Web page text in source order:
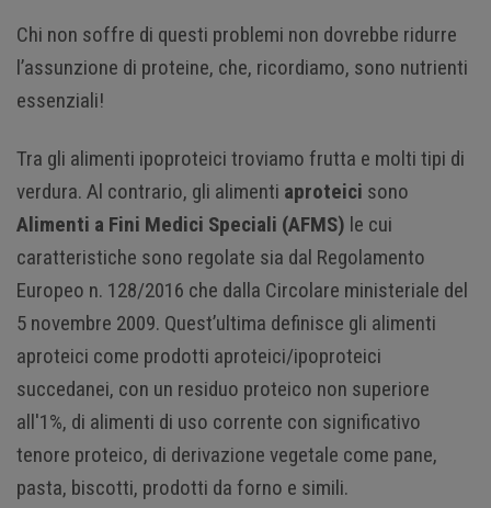
Chi non soffre di questi problemi non dovrebbe ridurre
l’assunzione di proteine, che, ricordiamo, sono nutrienti
essenziali!
Tra gli alimenti ipoproteici troviamo frutta e molti tipi di
verdura. Al contrario, gli alimenti aproteici sono
Alimenti a Fini Medici Speciali (AFMS) le cui
caratteristiche sono regolate sia dal Regolamento
Europeo n. 128/2016 che dalla Circolare ministeriale del
5 novembre 2009. Quest’ultima definisce gli alimenti
aproteici come prodotti aproteici/ipoproteici
succedanei, con un residuo proteico non superiore
all'1%, di alimenti di uso corrente con significativo
tenore proteico, di derivazione vegetale come pane,
pasta, biscotti, prodotti da forno e simili.